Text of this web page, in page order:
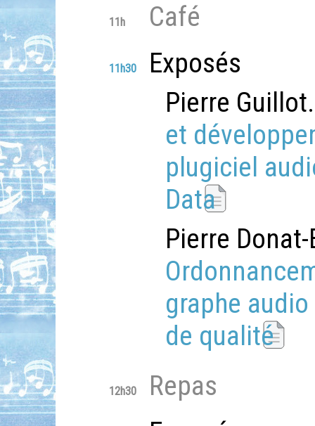
11h Café
11h30
Exposés
Pierre
et
plugiciel
Data
Pierre
graphe
de qualité
12h30 Repas